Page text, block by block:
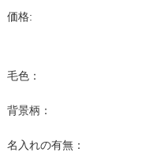
価格:
毛色：
背景柄：
名入れの有無：